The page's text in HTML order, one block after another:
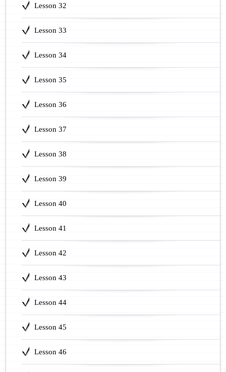
Lesson 32
Lesson 33
Lesson 34
Lesson 35
Lesson 36
Lesson 37
Lesson 38
Lesson 39
Lesson 40
Lesson 41
Lesson 42
Lesson 43
Lesson 44
Lesson 45
Lesson 46